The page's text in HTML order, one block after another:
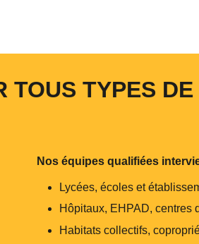
TOUS TYPES
Nos équipes qualifiées
Lycées, écoles et
Hôpitaux, EHPAD, centres
Habitats collectifs,